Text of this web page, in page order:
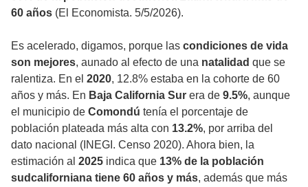
60 años (El Economista. 5/5/2026).
Es acelerado, digamos, porque las condiciones de vida
son mejores, aunado al efecto de una natalidad que se
ralentiza. En el 2020, 12.8% estaba en la cohorte de 60
años y más. En Baja California Sur era de 9.5%, aunque
el municipio de Comondú tenía el porcentaje de
población plateada más alta con 13.2%, por arriba del
dato nacional (INEGI. Censo 2020). Ahora bien, la
estimación al 2025 indica que 13% de la población
sudcaliforniana tiene 60 años y más, además que más